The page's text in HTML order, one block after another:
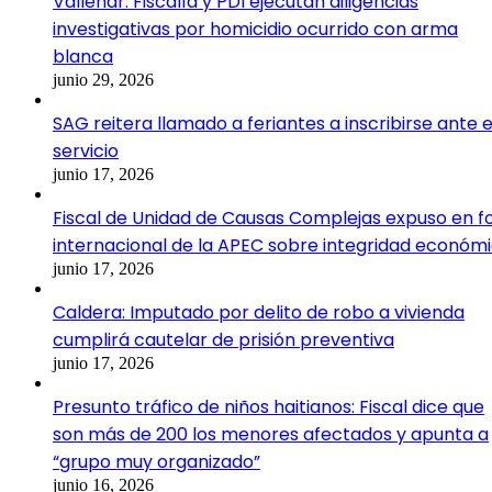
investigativas por homicidio ocurrido con arma
blanca
junio 29, 2026
SAG reitera llamado a feriantes a inscribirse ante
servicio
junio 17, 2026
Fiscal de Unidad de Causas Complejas expuso en
internacional de la APEC sobre integridad
junio 17, 2026
Caldera: Imputado por delito de robo a vivienda
cumplirá cautelar de prisión preventiva
junio 17, 2026
Presunto tráfico de niños haitianos: Fiscal dice que
son más de 200 los menores afectados y apunta a
“grupo muy organizado”
junio 16, 2026